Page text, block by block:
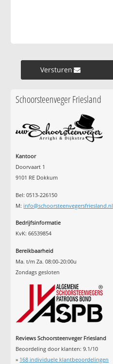
Versturen »
Schoorsteenveger Friesland
Kantoor
Doorvaart 1
9101 RE Dokkum
Bel: 0513-226150
M: info@schoorsteenvegersfriesland.nl
Bedrijfsinformatie
KvK: 66539854
Bereikbaarheid
Ma. t/m Za. 08:00-20:00u
Zondags gesloten
Reviews Schoorsteenveger Friesland
Beoordeling door klanten:9.1/10
» 168 individuele klantbeoordelingen